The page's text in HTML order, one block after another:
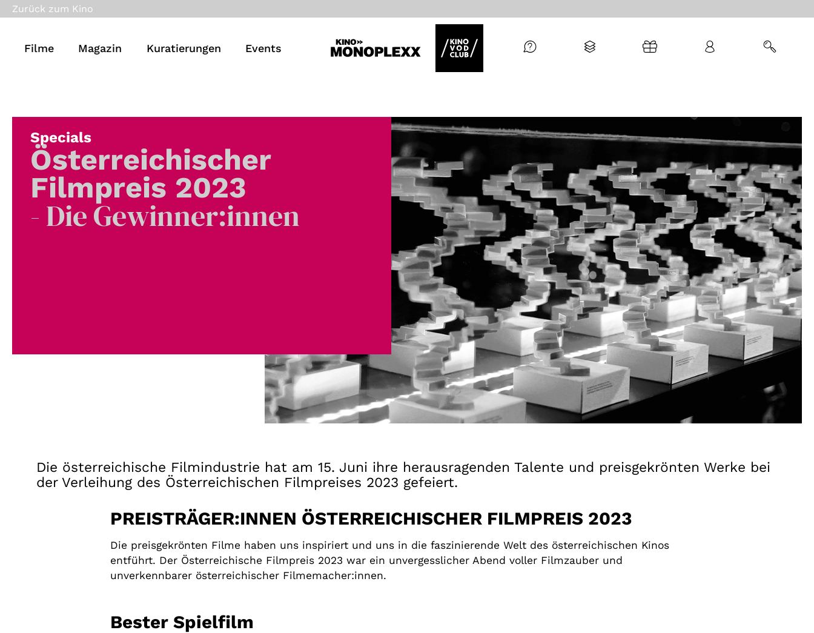
Kuratierungen
Filmpakete
Gutscheine
& Filmpässe
Account
Suche
Zurück zum Kino
Filme Magazin Kuratierungen Events
Specials
Österreichischer
Filmpreis 2023
- Die Gewinner:innen
Die österreichische Filmindustrie hat am 15. Juni ihre herausragenden Talente und preisgekrönten Werke bei
der Verleihung des Österreichischen Filmpreises 2023 gefeiert.
PREISTRÄGER:INNEN ÖSTERREICHISCHER FILMPREIS 2023
Die preisgekrönten Filme haben uns inspiriert und uns in die faszinierende Welt des österreichischen Kinos
entführt. Der Österreichische Filmpreis 2023 war ein unvergesslicher Abend voller Filmzauber und
unverkennbarer österreichischer Filmemacher:innen.
Bester Spielfilm